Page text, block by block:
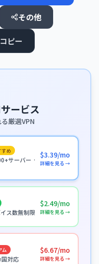
その他
ピー
ービス
厳選VPN
すめ
サーバー ·
$3.39/mo
詳細を見る →
数無制限
$2.49/mo
詳細を見る →
ム
対応
$6.67/mo
詳細を見る →